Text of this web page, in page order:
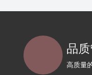
品
高质量